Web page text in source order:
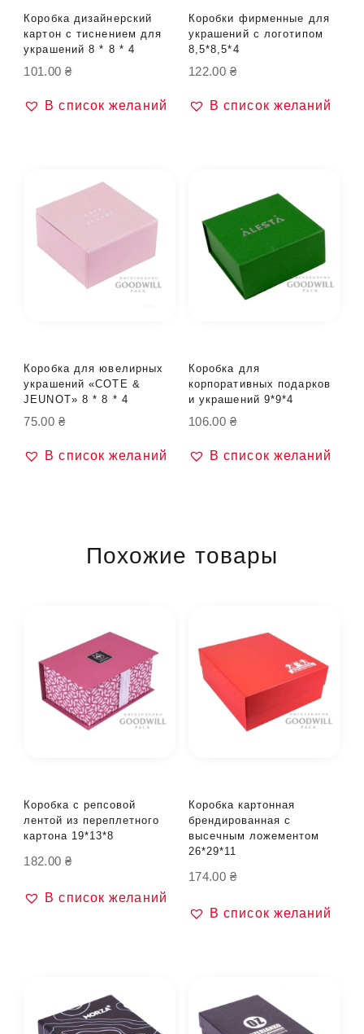
Коробка дизайнерский
картон с тиснением для
украшений 8 * 8 * 4
101.00 ₴
В список желаний
Коробки фирменные для
украшений с логотипом
8,5*8,5*4
122.00 ₴
В список желаний
Коробка для ювелирных
украшений «COTE &
JEUNOT» 8 * 8 * 4
75.00 ₴
В список желаний
Коробка для
корпоративных подарков
и украшений 9*9*4
106.00 ₴
В список желаний
Похожие товары
Коробка с репсовой
лентой из переплетного
картона 19*13*8
182.00 ₴
В список желаний
Коробка картонная
брендированная с
высечным ложементом
26*29*11
174.00 ₴
В список желаний